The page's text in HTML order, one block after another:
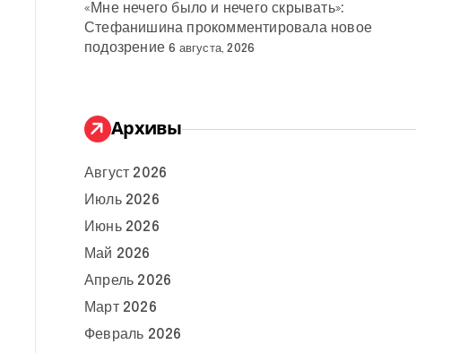
«Мне нечего было и нечего скрывать»:
Стефанишина прокомментировала новое
подозрение 6 августа, 2026
Архивы
Август 2026
Июль 2026
Июнь 2026
Май 2026
Апрель 2026
Март 2026
Февраль 2026